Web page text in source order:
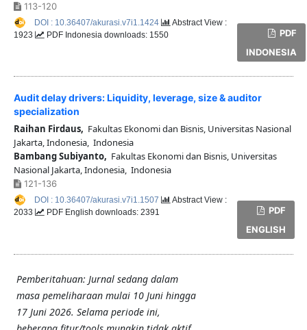
113-120
PDF
INDONESIA
DOI : 10.36407/akurasi.v7i1.1424
Abstract View :
1923
PDF Indonesia downloads: 1550
Audit delay drivers: Liquidity, leverage, size & auditor
specialization
Raihan Firdaus, Fakultas Ekonomi dan Bisnis, Universitas Nasional
Jakarta, Indonesia, Indonesia
Bambang Subiyanto, Fakultas Ekonomi dan Bisnis, Universitas
Nasional Jakarta, Indonesia, Indonesia
121-136
PDF
ENGLISH
DOI : 10.36407/akurasi.v7i1.1507
Abstract View :
2033
PDF English downloads: 2391
Pemberitahuan: Jurnal sedang dalam
masa pemeliharaan mulai 10 Juni hingga
17 Juni 2026. Selama periode ini,